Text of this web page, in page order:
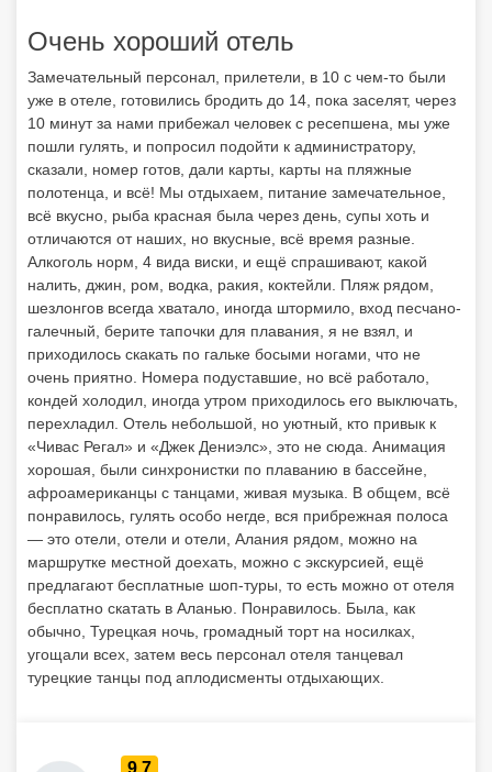
Очень хороший отель
Замечательный персонал, прилетели, в 10 с чем-то были
уже в отеле, готовились бродить до 14, пока заселят, через
10 минут за нами прибежал человек с ресепшена, мы уже
пошли гулять, и попросил подойти к администратору,
сказали, номер готов, дали карты, карты на пляжные
полотенца, и всё! Мы отдыхаем, питание замечательное,
всё вкусно, рыба красная была через день, супы хоть и
отличаются от наших, но вкусные, всё время разные.
Алкоголь норм, 4 вида виски, и ещё спрашивают, какой
налить, джин, ром, водка, ракия, коктейли. Пляж рядом,
шезлонгов всегда хватало, иногда штормило, вход песчано-
галечный, берите тапочки для плавания, я не взял, и
приходилось скакать по гальке босыми ногами, что не
очень приятно. Номера подуставшие, но всё работало,
кондей холодил, иногда утром приходилось его выключать,
перехладил. Отель небольшой, но уютный, кто привык к
«Чивас Регал» и «Джек Дениэлс», это не сюда. Анимация
хорошая, были синхронистки по плаванию в бассейне,
афроамериканцы с танцами, живая музыка. В общем, всё
понравилось, гулять особо негде, вся прибрежная полоса
— это отели, отели и отели, Алания рядом, можно на
маршрутке местной доехать, можно с экскурсией, ещё
предлагают бесплатные шоп-туры, то есть можно от отеля
бесплатно скатать в Аланью. Понравилось. Была, как
обычно, Турецкая ночь, громадный торт на носилках,
угощали всех, затем весь персонал отеля танцевал
турецкие танцы под аплодисменты отдыхающих.
9.7